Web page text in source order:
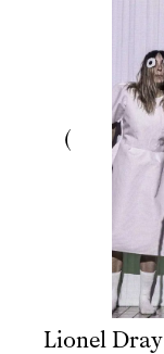
Lionel